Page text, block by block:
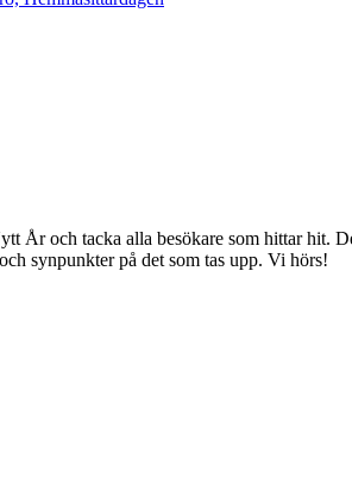
År och tacka alla besökare som hittar hit.
synpunkter på det som tas upp. Vi hörs!